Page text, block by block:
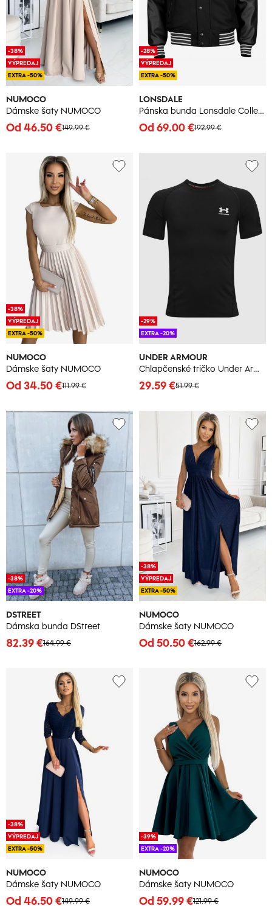
NUMOCO
Dámske šaty NUMOCO
149.99 €
Od 46.50 €
-38%
VÝPREDAJ
EXTRA -50%
LONSDALE
Pánska bunda Lonsdale College
192.99 €
Od 69.00 €
-28%
VÝPREDAJ
EXTRA -50%
NUMOCO
Dámske šaty NUMOCO
111.99 €
Od 34.50 €
-38%
VÝPREDAJ
EXTRA -50%
UNDER ARMOUR
Chlapčenské tričko Under Armour
51.99 €
29.59 €
-29%
EXTRA -20%
DSTREET
Dámska bunda DStreet
164.99 €
82.39 €
-38%
EXTRA -20%
NUMOCO
Dámske šaty NUMOCO
162.99 €
Od 50.50 €
-38%
VÝPREDAJ
EXTRA -50%
NUMOCO
Dámske šaty NUMOCO
149.99 €
Od 46.50 €
-38%
VÝPREDAJ
EXTRA -50%
NUMOCO
Dámske šaty NUMOCO
121.99 €
Od 59.99 €
-39%
EXTRA -20%